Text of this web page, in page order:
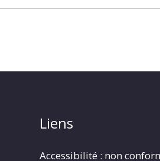
Liens
Accessibilité : non